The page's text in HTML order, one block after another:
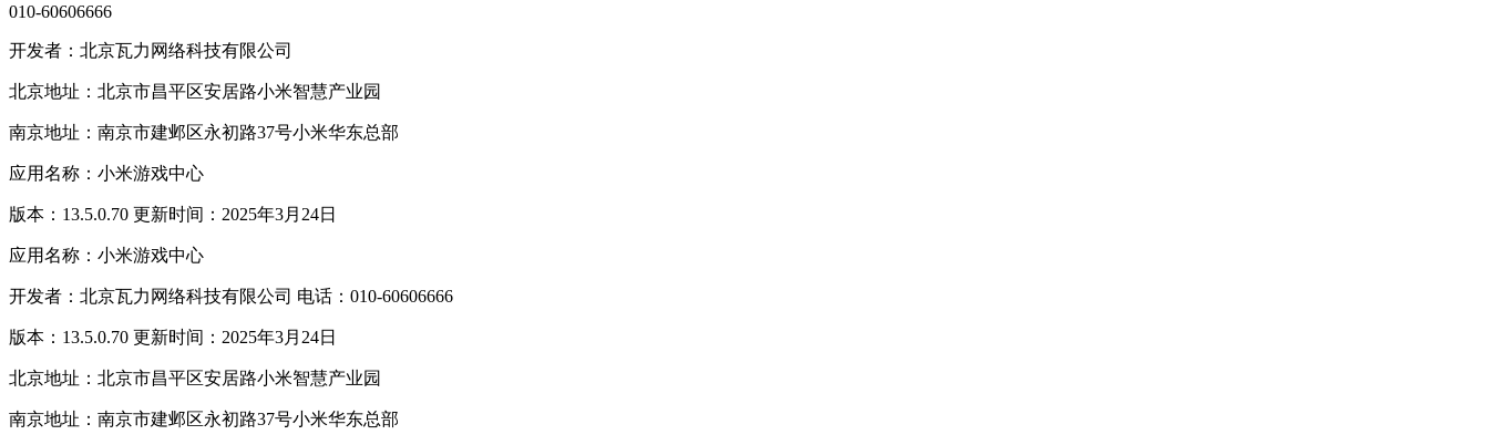
010-60606666
开发者：北京瓦力网络科技有限公司
北京地址：北京市昌平区安居路小米智慧产业园
南京地址：南京市建邺区永初路37号小米华东总部
应用名称：小米游戏中心
版本：13.5.0.70 更新时间：2025年3月24日
应用名称：小米游戏中心
开发者：北京瓦力网络科技有限公司 电话：010-60606666
版本：13.5.0.70 更新时间：2025年3月24日
北京地址：北京市昌平区安居路小米智慧产业园
南京地址：南京市建邺区永初路37号小米华东总部